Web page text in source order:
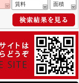
賃料 面積